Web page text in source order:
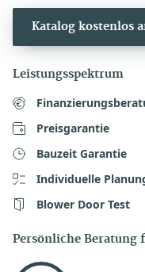
Katalog kostenlos
Leistungsspektrum
Preisgarantie
Bauzeit Garantie
Individuelle
Blower Door Test
Persönliche